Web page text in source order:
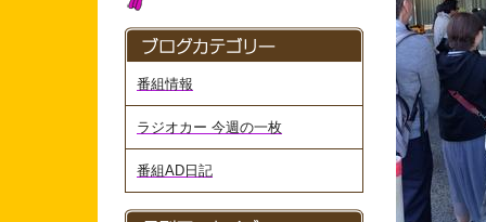
番組情報
ラジオカー 今週の一枚
番組AD日記